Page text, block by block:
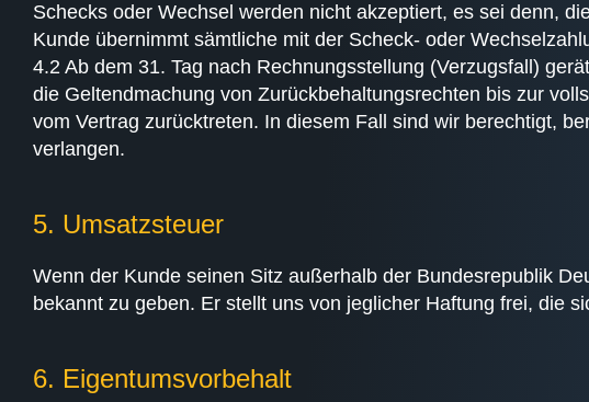
Schecks oder Wechsel werden nicht akzeptiert, es sei denn,
Kunde übernimmt sämtliche mit der Scheck- oder
4.2 Ab dem 31. Tag nach Rechnungsstellung (Verzugsfall)
die Geltendmachung von Zurückbehaltungsrechten bis zur
vom Vertrag zurücktreten. In diesem Fall sind wir berechtigt,
verlangen.
5. Umsatzsteuer
Wenn der Kunde seinen Sitz außerhalb der Bundesrepublik
bekannt zu geben. Er stellt uns von jeglicher Haftung frei, die
6. Eigentumsvorbehalt